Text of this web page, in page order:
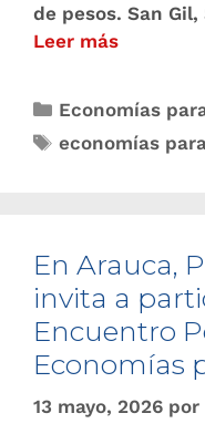
de pesos. San
Leer más
Economías
economías
En Arauca,
invita a
Encuentro
Economías
13 mayo, 2026 por